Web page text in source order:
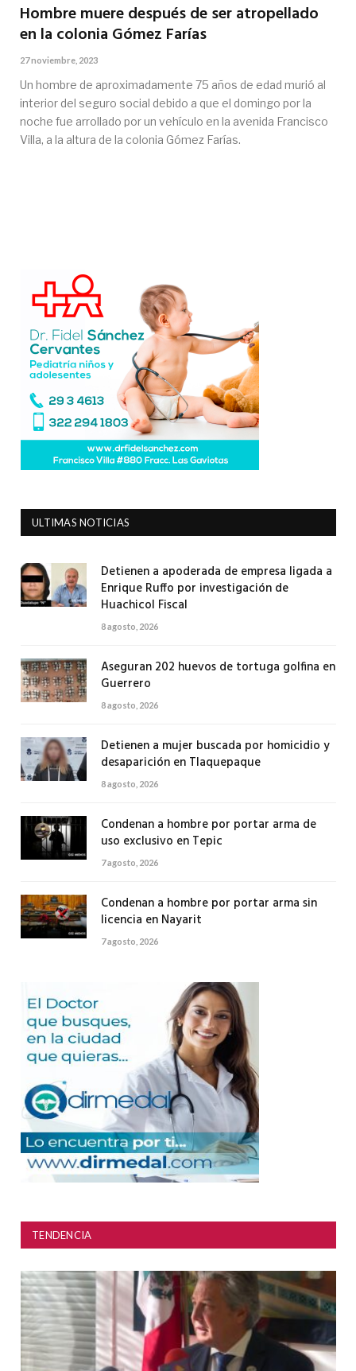
Hombre muere después de ser atropellado
en la colonia Gómez Farías
27 noviembre, 2023
Un hombre de aproximadamente 75 años de edad murió al
interior del seguro social debido a que el domingo por la
noche fue arrollado por un vehículo en la avenida Francisco
Villa, a la altura de la colonia Gómez Farías.
ULTIMAS NOTICIAS
Detienen a apoderada de empresa ligada a
Enrique Ruffo por investigación de
Huachicol Fiscal
8 agosto, 2026
Aseguran 202 huevos de tortuga golfina en
Guerrero
8 agosto, 2026
Detienen a mujer buscada por homicidio y
desaparición en Tlaquepaque
8 agosto, 2026
Condenan a hombre por portar arma de
uso exclusivo en Tepic
7 agosto, 2026
Condenan a hombre por portar arma sin
licencia en Nayarit
7 agosto, 2026
TENDENCIA